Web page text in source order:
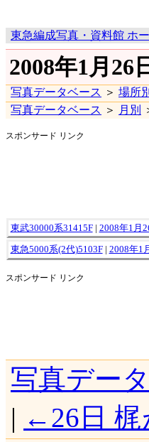
東急編成写真・資料館 ホ
2008年1月26
写真データベース ＞ 場所別
写真データベース ＞ 月別
スポンサード リンク
東武30000系31415F| 2008年1月
東急5000系(2代)5103F| 2008年1
スポンサード リンク
写真デー
| ←26日 梶